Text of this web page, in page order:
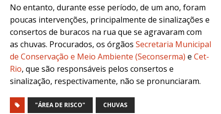
No entanto, durante esse período, de um ano, foram
poucas intervenções, principalmente de sinalizações e
consertos de buracos na rua que se agravaram com
as chuvas. Procurados, os órgãos Secretaria Municipal
de Conservação e Meio Ambiente (Seconserma) e Cet-
Rio, que são responsáveis pelos consertos e
sinalização, respectivamente, não se pronunciaram.
"ÁREA DE RISCO" CHUVAS